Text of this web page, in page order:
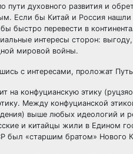
духовного развития и
Если бы Китай и Россия
быстро перевести в
интересы сторон:
мировой войны.
с интересами, проложат
на конфуцианскую этику
Между конфуцианской
выше любых идеологий и
и китайцы жили в Едином
был «старшим братом» Нового